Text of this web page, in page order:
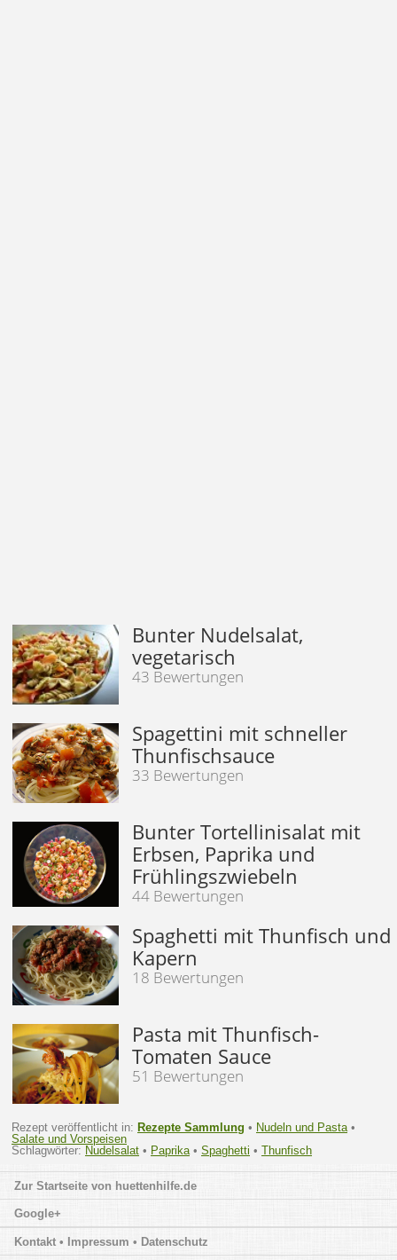
Bunter Nudelsalat,
vegetarisch
43 Bewertungen
Spagettini mit schneller
Thunfischsauce
33 Bewertungen
Bunter Tortellinisalat mit
Erbsen, Paprika und
Frühlingszwiebeln
44 Bewertungen
Spaghetti mit Thunfisch und
Kapern
18 Bewertungen
Pasta mit Thunfisch-
Tomaten Sauce
51 Bewertungen
Rezept veröffentlicht in: Rezepte Sammlung • Nudeln und Pasta •
Salate und Vorspeisen
Schlagwörter: Nudelsalat • Paprika • Spaghetti • Thunfisch
huettenhilfe.de
Google+
Kontakt • Impressum • Datenschutz